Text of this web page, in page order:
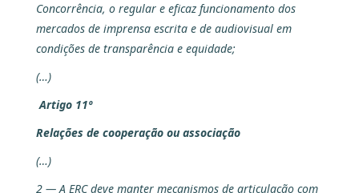
Concorrência, o regular e eficaz funcionamento dos
mercados de imprensa escrita e de audiovisual em
condições de transparência e equidade;
(…)
Artigo 11º
Relações de cooperação ou associação
(…)
2 — A ERC deve manter mecanismos de articulação com